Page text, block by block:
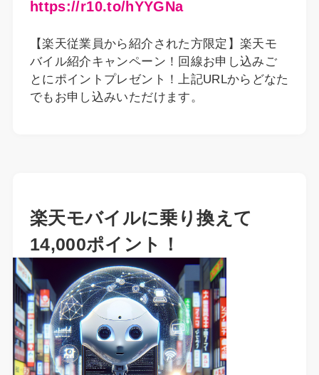
https://r10.to/hYYGNa
【楽天従業員から紹介された方限定】楽天モ
バイル紹介キャンペーン！回線お申し込みご
とにポイントプレゼント！上記URLからどなた
でもお申し込みいただけます。
楽天モバイルに乗り換えて
14,000ポイント！